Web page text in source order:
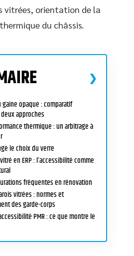
vitrées, orientation de la
du châssis.
gaine opaque : comparatif
approches
thermique : un arbitrage à
le choix du verre
en ERP : l’accessibilité comme
fréquentes en rénovation
vitrées : normes et
des garde-corps
PMR : ce que montre le